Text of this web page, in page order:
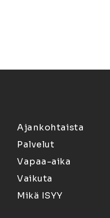
Ajankohtaista
Palvelut
Vapaa-aika
Vaikuta
Mikä ISYY